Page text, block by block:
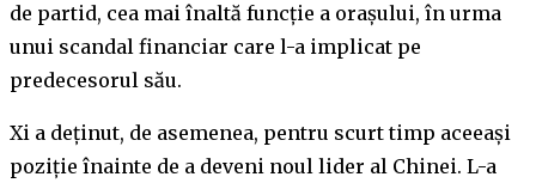
de partid, cea mai înaltă funcție a orașului, în urma
unui scandal financiar care l-a implicat pe
predecesorul său.
Xi a deținut, de asemenea, pentru scurt timp aceeași
poziție înainte de a deveni noul lider al Chinei. L-a